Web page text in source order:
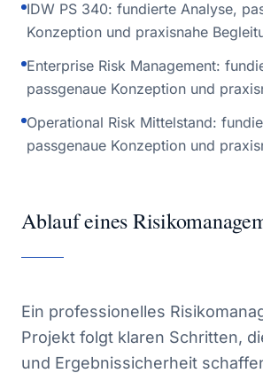
IDW PS 340: fundierte Analyse,
Konzeption und praxisnahe
Enterprise Risk Management:
passgenaue Konzeption und
Operational Risk Mittelstand:
passgenaue Konzeption und
Ablauf eines
Ein professionelles
Projekt folgt klaren Schritten,
und Ergebnissicherheit